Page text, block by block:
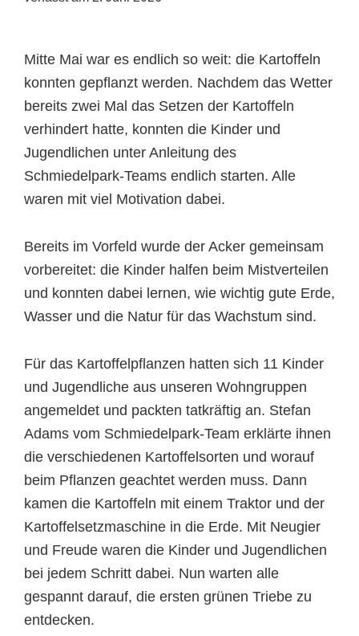
Mitte Mai war es endlich so weit: die Kartoffeln
konnten gepflanzt werden. Nachdem das Wetter
bereits zwei Mal das Setzen der Kartoffeln
verhindert hatte, konnten die Kinder und
Jugendlichen unter Anleitung des
Schmiedelpark-Teams endlich starten. Alle
waren mit viel Motivation dabei.
Bereits im Vorfeld wurde der Acker gemeinsam
vorbereitet: die Kinder halfen beim Mistverteilen
und konnten dabei lernen, wie wichtig gute Erde,
Wasser und die Natur für das Wachstum sind.
Für das Kartoffelpflanzen hatten sich 11 Kinder
und Jugendliche aus unseren Wohngruppen
angemeldet und packten tatkräftig an. Stefan
Adams vom Schmiedelpark-Team erklärte ihnen
die verschiedenen Kartoffelsorten und worauf
beim Pflanzen geachtet werden muss. Dann
kamen die Kartoffeln mit einem Traktor und der
Kartoffelsetzmaschine in die Erde. Mit Neugier
und Freude waren die Kinder und Jugendlichen
bei jedem Schritt dabei. Nun warten alle
gespannt darauf, die ersten grünen Triebe zu
entdecken.